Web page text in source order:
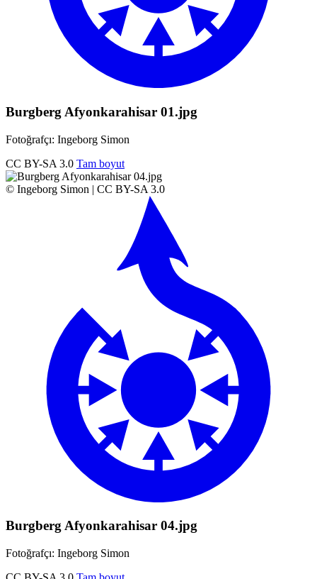
Burgberg Afyonkarahisar 01.jpg
Fotoğrafçı: Ingeborg Simon
CC BY-SA 3.0 Tam boyut
© Ingeborg Simon | CC BY-SA 3.0
Burgberg Afyonkarahisar 04.jpg
Fotoğrafçı: Ingeborg Simon